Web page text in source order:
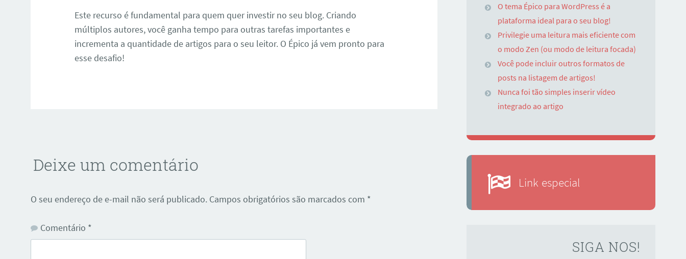
Este recurso é fundamental para quem quer investir no seu blog. Criando
múltiplos autores, você ganha tempo para outras tarefas importantes e
incrementa a quantidade de artigos para o seu leitor. O Épico já vem pronto para
esse desafio!
Deixe um comentário
O seu endereço de e-mail não será publicado. Campos obrigatórios são marcados com *
Comentário *
O tema Épico para WordPress é a
plataforma ideal para o seu blog!
Privilegie uma leitura mais eficiente com
o modo Zen (ou modo de leitura focada)
Você pode incluir outros formatos de
posts na listagem de artigos!
Nunca foi tão simples inserir vídeo
integrado ao artigo
Link especial
SIGA NOS!